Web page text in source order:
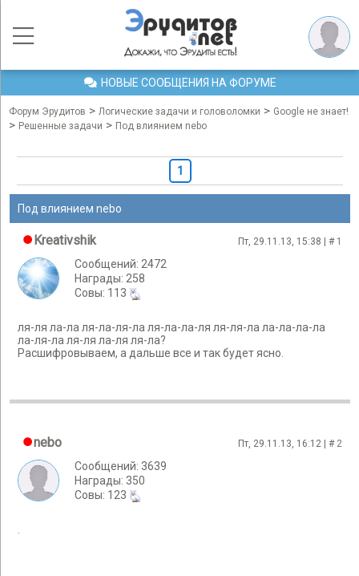
НОВЫЕ СООБЩЕНИЯ НА ФОРУМЕ
Форум Эрудитов > Логические задачи и головоломки > Google не знает!
> Решенные задачи > Под влиянием nebo
1
Под влиянием nebo
Kreativshik Пт, 29.11.13, 15:38 | # 1
Сообщений: 2472
Награды: 258
Cовы: 113
ля-ля ла-ла ля-ла-ля-ла ля-ла-ла-ля ля-ля-ла ла-ла-ла-ла
ла-ля-ла ля-ля ла-ля ля-ла?
Расшифровываем, а дальше все и так будет ясно.
nebo Пт, 29.11.13, 16:12 | # 2
Сообщений: 3639
Награды: 350
Cовы: 123
.